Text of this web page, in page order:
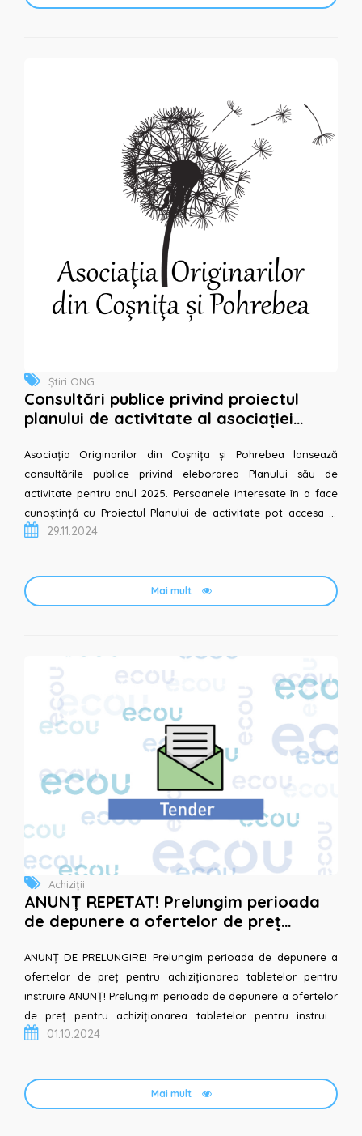
Știri ONG
Consultări publice privind proiectul
planului de activitate al asociației
Asociația Originarilor din Coșnița și Pohrebea lansează
consultările publice privind eleborarea Planului său de
activitate pentru anul 2025. Persoanele interesate în a face
cunoștință cu Proiectul Planului de activitate pot accesa în
29.11.2024
Mai mult
Achiziții
ANUNȚ REPETAT! Prelungim perioada
de depunere a ofertelor de preț
instruire
ANUNȚ DE PRELUNGIRE! Prelungim perioada de depunere a
ofertelor de preț pentru achiziționarea tabletelor pentru
instruire ANUNȚ! Prelungim perioada de depunere a ofertelor
de preț pentru achiziționarea tabletelor pentru instruire
01.10.2024
Mai mult